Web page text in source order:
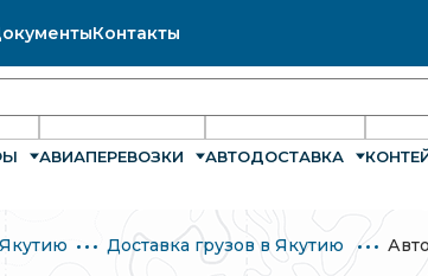
Контакты
АВИАПЕРЕВОЗКИ АВТОДОСТАВКА
Доставка грузов в Якутию